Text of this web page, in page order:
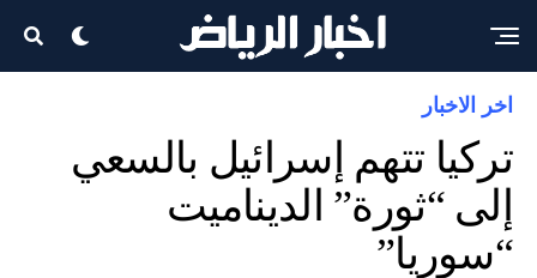
اخر الاخبار
تركيا تتهم إسرائيل بالسعي
إلى “ثورة” الديناميت
“سوريا”